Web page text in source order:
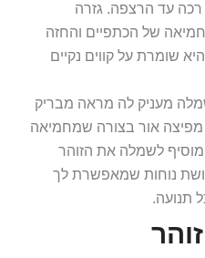
עד הרצפה. גזרה
של הכתפיים והחזה
שומרת על קווים נקיים
מעניק לה מראה מבריק
אור בצורה שמחמיאה
לשמלה את הזוהר
נוחות שמאפשרת לך
תנועה.